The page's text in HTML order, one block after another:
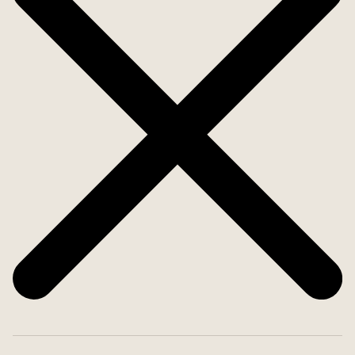
shoppingrunda, med butiker såväl som kaféer och
lunchställen. Här bor du också nära till havet. På
tjugo minuter når du populära badplatser som
Ganlet och Fiskebäcksbadet. En lyx få förunnat i
en stad i Göteborgs storlek. Vid Önnereds brygga
hittar du också restaurangen Jungman Jansson
som lockar med lunch och söndagsmiddag, ofta
med marina förtecken. Om du verkligen vill komma
ut på havet kan du maxa dagen med en kurs eller
guidad tur med kajak som utgår från Önnereds
brygga.
De tio röda höghusen med vacker form siktas